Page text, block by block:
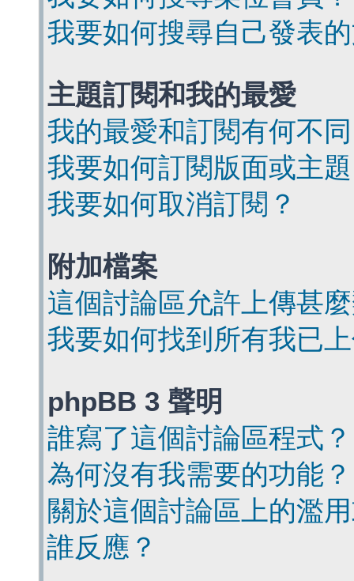
我要如何搜尋自己發表
主題訂閱和我的最愛
我的最愛和訂閱有何不
我要如何訂閱版面或主
我要如何取消訂閱？
附加檔案
這個討論區允許上傳甚
我要如何找到所有我已
phpBB 3 聲明
誰寫了這個討論區程式？
為何沒有我需要的功能？
關於這個討論區上的濫
誰反應？